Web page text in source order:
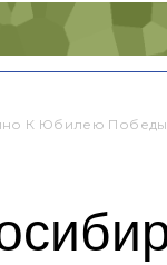
К Юбилею Победы